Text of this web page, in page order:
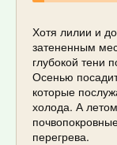
Хотя лилии и
затененным
глубокой тени
Осенью
которые
холода. А
перегрева.